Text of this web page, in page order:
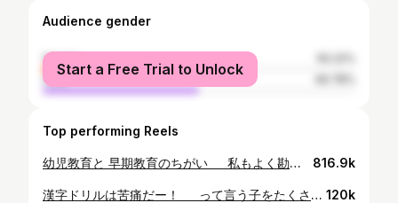
Audience gender
female
male
Start a Free Trial to Unlock
Top performing Reels
幼児教育と 早期教育のちがい 私もよく勘違いされますが、 子育てするなら 幼児教育は誰でも関わるものなんです。 そして、幼児教育の土台は、 生きていくための基礎的な学びになります。 2歳からの学びは一生を変える。 私は本気でそんなふうに感じています。 #幼児教育 #早期教育 #てぃー先生 #2歳からの学びが人生を変える #スマイルアシスト #社会全体を大きな家にしよう 816.9k
漢字ドリルは苦痛だー！ って言う子をたくさん見てきた。 おそらく、 漢字ドリルが悪いというより やり方の問題だよね… 子どもが楽しくないっていうのが 答えなんだと思う。 モチベーションが上がることって 楽しいことだと思う。 それは、子どもに限らず 大人もそう。 見直し必要だよね。 #漢字ドリル #学校教育 #教育改革 #わっかトーク #オモロー授業発表会 ⌘⌘ ⌘⌘ ⌘⌘ ⌘⌘ ⌘⌘ ⌘⌘ ＼社会全体を大きな家にしよう！／ こんにちは！黒木です。 私が所属する個育てマムでは、栃木県小山市で以下の活動を続けています。 全ての原動力は、メンバーのみんなが自分自身やわが子の子育てに悩んだ経験がきっかけでした。 ▶︎個育てマム 初めての子育ての発達に悩むママを対象とした個育てお茶会、食の講座、マルシェなどのイベント開催や子育て相談などを受けています。 悩める子育て世代の力になれれば嬉しいです＾＾ 投稿内容が参考になりましたら、ぜひ「いいね」や「♡」で応援をお願いします。 ご相談はお気軽にメッセージくださいね♪ そして、フォローしてもらえるとかなり喜びます＾＾ また、保存してもらえるといつでも見返せるし、必要な人に届きやすくなるそうです^ ^ ＠kumikokuroki ⌘⌘ ⌘⌘ ⌘⌘ ⌘⌘ ⌘⌘ ⌘⌘ #社会全体を大きな家にしよう #個育てマム #不登校 #多様な学び #こどもの居場所 #ママの癒し #シングルマザーの子育て #はじめての育児 #小山子育て #子育てカウンセラー #子育てママと繋がりたい #子育ての悩み #幼稚園選び #保育園選び #小学校選び #教育移住 #ママトコドモト #クルール 120k